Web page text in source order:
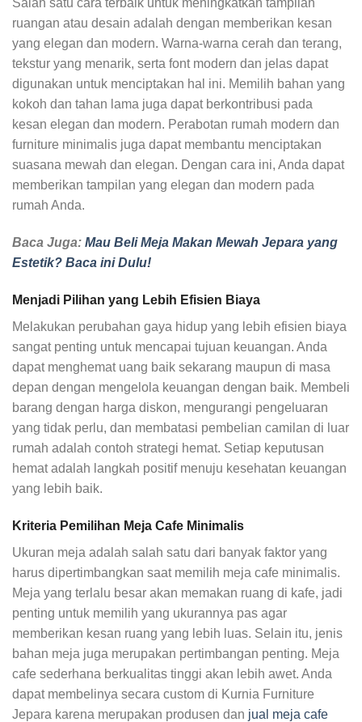
Salah satu cara terbaik untuk meningkatkan tampilan
ruangan atau desain adalah dengan memberikan kesan
yang elegan dan modern. Warna-warna cerah dan terang,
tekstur yang menarik, serta font modern dan jelas dapat
digunakan untuk menciptakan hal ini. Memilih bahan yang
kokoh dan tahan lama juga dapat berkontribusi pada
kesan elegan dan modern. Perabotan rumah modern dan
furniture minimalis juga dapat membantu menciptakan
suasana mewah dan elegan. Dengan cara ini, Anda dapat
memberikan tampilan yang elegan dan modern pada
rumah Anda.
Baca Juga: Mau Beli Meja Makan Mewah Jepara yang
Estetik? Baca ini Dulu!
Menjadi Pilihan yang Lebih Efisien Biaya
Melakukan perubahan gaya hidup yang lebih efisien biaya
sangat penting untuk mencapai tujuan keuangan. Anda
dapat menghemat uang baik sekarang maupun di masa
depan dengan mengelola keuangan dengan baik. Membeli
barang dengan harga diskon, mengurangi pengeluaran
yang tidak perlu, dan membatasi pembelian camilan di luar
rumah adalah contoh strategi hemat. Setiap keputusan
hemat adalah langkah positif menuju kesehatan keuangan
yang lebih baik.
Kriteria Pemilihan Meja Cafe Minimalis
Ukuran meja adalah salah satu dari banyak faktor yang
harus dipertimbangkan saat memilih meja cafe minimalis.
Meja yang terlalu besar akan memakan ruang di kafe, jadi
penting untuk memilih yang ukurannya pas agar
memberikan kesan ruang yang lebih luas. Selain itu, jenis
bahan meja juga merupakan pertimbangan penting. Meja
cafe sederhana berkualitas tinggi akan lebih awet. Anda
dapat membelinya secara custom di Kurnia Furniture
Jepara karena merupakan produsen dan jual meja cafe